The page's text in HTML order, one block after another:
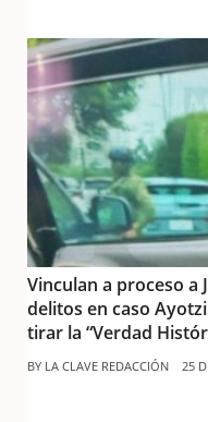
Vinculan a proceso a
delitos en caso
tirar la “Verdad
BY LA CLAVE REDACCIÓN 25